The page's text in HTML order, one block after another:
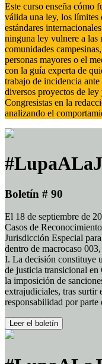
Este curso enseña cómo
válida una ley, los
estándares
ninguna ley vulnere a las
comunidades
personas mayores o el
con la guía experta de
trabajo de incidencia
diversos proyectos de
Congresistas en la
analizando el
Boletín # 90
El 18 de septiembre de
Casos de
Jurisdicción Especial
dentro de macrocaso
I. La decisión constituye
de justicia transicional
la imposición de
extrajudiciales, tras surtir
responsabilidad por parte
Leer el boletín